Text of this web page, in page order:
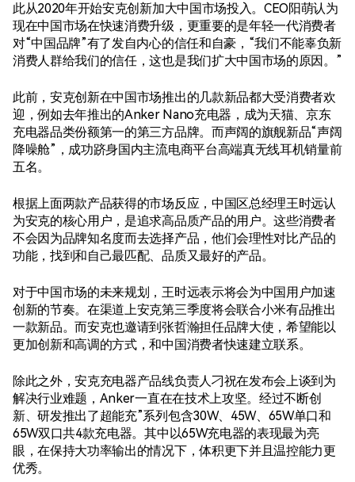
此从2020年开始安克创新加大中国市场投入。CEO阳萌认为
现在中国市场在快速消费升级，更重要的是年轻一代消费者
对“中国品牌”有了发自内心的信任和自豪，“我们不能辜负新
消费人群给我们的信任，这也是我们扩大中国市场的原因。”
此前，安克创新在中国市场推出的几款新品都大受消费者欢
迎，例如去年推出的Anker Nano充电器，成为天猫、京东
充电器品类份额第一的第三方品牌。而声阔的旗舰新品“声阔
降噪舱”，成功跻身国内主流电商平台高端真无线耳机销量前
五名。
根据上面两款产品获得的市场反应，中国区总经理王时远认
为安克的核心用户，是追求高品质产品的用户。这些消费者
不会因为品牌知名度而去选择产品，他们会理性对比产品的
功能，找到和自己最匹配、品质又最好的产品。
对于中国市场的未来规划，王时远表示将会为中国用户加速
创新的节奏。在渠道上安克第三季度将会联合小米有品推出
一款新品。而安克也邀请到张哲瀚担任品牌大使，希望能以
更加创新和高调的方式，和中国消费者快速建立联系。
除此之外，安克充电器产品线负责人刁祝在发布会上谈到为
解决行业难题，Anker一直在在技术上攻坚。经过不断创
新、研发推出了超能充”系列包含30W、45W、65W单口和
65W双口共4款充电器。其中以65W充电器的表现最为亮
眼，在保持大功率输出的情况下，体积更下并且温控能力更
优秀。